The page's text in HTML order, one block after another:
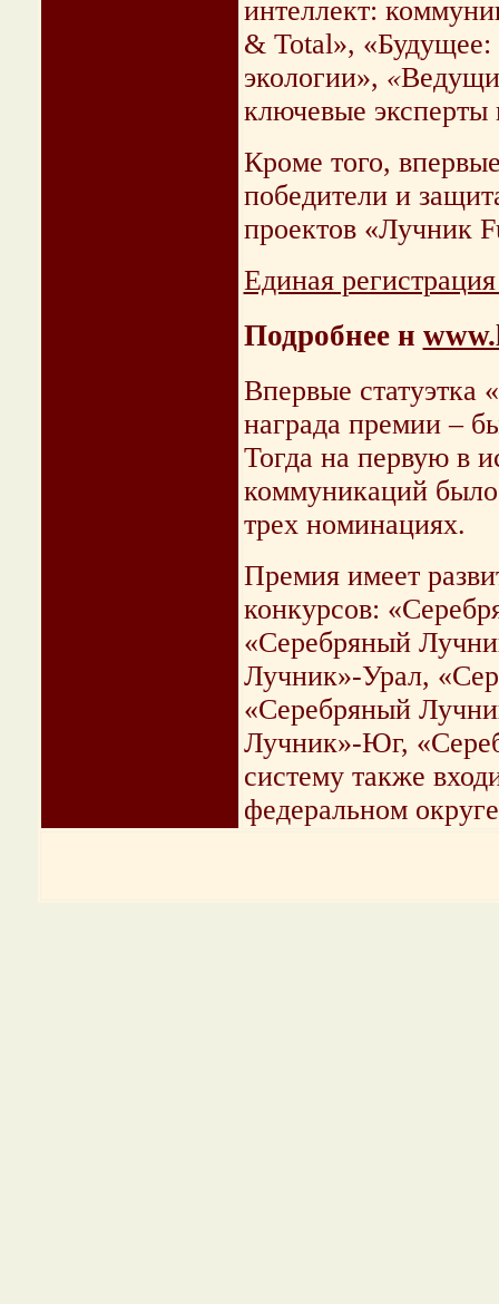
интеллект:
& Total», «Будущее:
экологии», «
ключевые эксперты
Кроме того,
победители и
проектов «Лучник
Единая
Подробнее н
Впервые статуэтка
награда премии –
Тогда на первую в
коммуникаций было
трех номинациях.
Премия имеет
конкурсов:
«Серебряный
Лучник»-Урал,
«Серебряный
Лучник»-Юг,
систему также
федеральном